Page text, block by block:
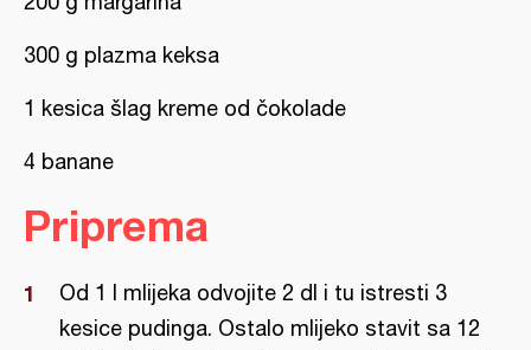
300 g plazma keksa
1 kesica šlag kreme od čokolade
4 banane
Priprema
Od 1 l mlijeka odvojite 2 dl i tu istresti 3
kesice pudinga. Ostalo mlijeko stavit sa 12